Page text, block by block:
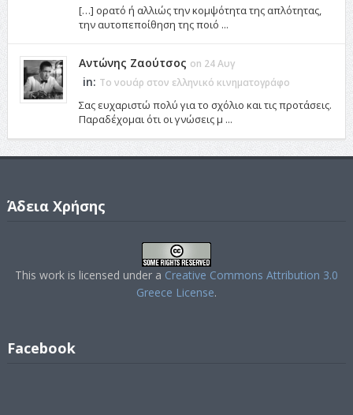
[…] ορατό ή αλλιώς την κομψότητα της απλότητας,
την αυτοπεποίθηση της ποιό ...
Αντώνης Ζαούτσος on 24 Αυγ
in: Το νουάρ στον ελληνικό κινηματογράφο
Σας ευχαριστώ πολύ για το σχόλιο και τις προτάσεις.
Παραδέχομαι ότι οι γνώσεις μ ...
Άδεια Χρήσης
This work is licensed under a Creative Commons Attribution 3.0
Greece License.
Facebook